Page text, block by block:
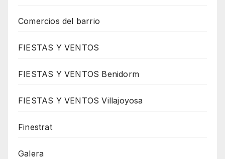
Comercios del barrio
FIESTAS Y VENTOS
FIESTAS Y VENTOS Benidorm
FIESTAS Y VENTOS Villajoyosa
Finestrat
Galera